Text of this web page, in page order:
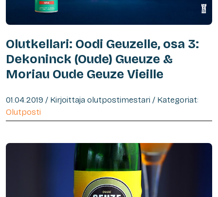
Olutkellari: Oodi Geuzelle, osa 3:
Dekoninck (Oude) Gueuze &
Moriau Oude Geuze Vieille
01.04.2019 / Kirjoittaja olutpostimestari / Kategoriat:
Olutposti